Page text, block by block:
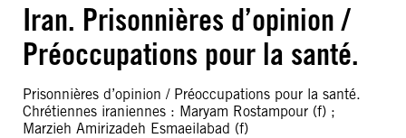
Iran. Prisonnières d’opinion /
Préoccupations pour la santé.
Prisonnières d’opinion / Préoccupations pour la santé.
Chrétiennes iraniennes : Maryam Rostampour (f) ;
Marzieh Amirizadeh Esmaeilabad (f)